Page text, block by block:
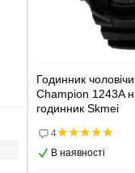
Годинник
Champion 1243A
годинник Skmei
4
В наявності